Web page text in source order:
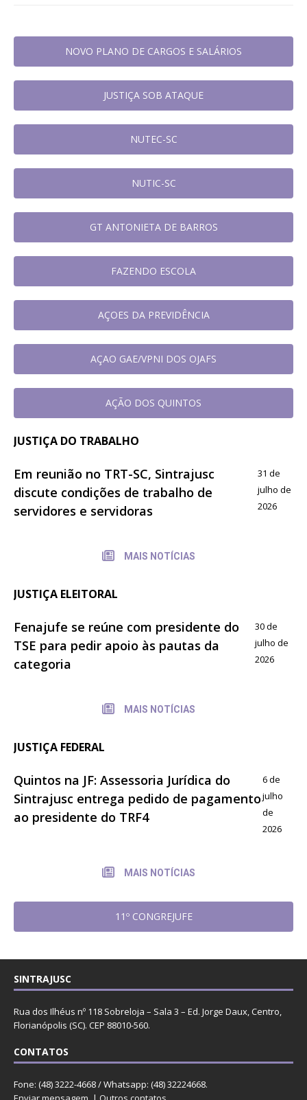
NOVO PLANO DE CARGOS E SALÁRIOS
JUSTIÇA SOB ATAQUE
NUTEC-SC
NUTIC-SC
GT ANTONIETA DE BARROS
FAZENDO ESCOLA
AÇOES DA PREVIDÊNCIA
AÇAO GAE/VPNI DOS OJAFS
AÇÃO DOS QUINTOS
JUSTIÇA DO TRABALHO
Em reunião no TRT-SC, Sintrajusc
discute condições de trabalho de
servidores e servidoras
31 de
julho de
2026
MAIS NOTÍCIAS
JUSTIÇA ELEITORAL
Fenajufe se reúne com presidente do
TSE para pedir apoio às pautas da
categoria
30 de
julho de
2026
MAIS NOTÍCIAS
JUSTIÇA FEDERAL
Quintos na JF: Assessoria Jurídica do
Sintrajusc entrega pedido de pagamento
ao presidente do TRF4
6 de
julho
de
2026
MAIS NOTÍCIAS
11º CONGREJUFE
SINTRAJUSC
Rua dos Ilhéus nº 118 Sobreloja – Sala 3 – Ed. Jorge Daux, Centro,
Florianópolis (SC). CEP 88010-560.
CONTATOS
Fone: (48) 3222-4668 / Whatsapp: (48) 32224668.